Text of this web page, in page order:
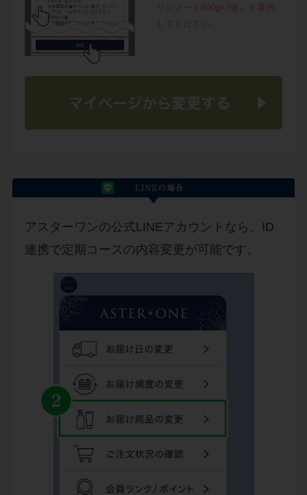
リンノート600g×2個』を選択
してください。
アスターワンの公式LINEアカウントなら、ID
連携で定期コースの内容変更が可能です。